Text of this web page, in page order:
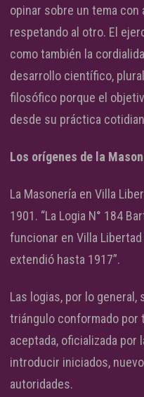
opinar sobre un tema
respetando al otro. El
como también la
desarrollo científico,
filosófico porque el
desde su práctica
Los orígenes de la
La Masonería en Villa
1901. “La Logia N° 184
funcionar en Villa
extendió hasta 1917”.
Las logias, por lo general,
triángulo conformado por
aceptada, oficializada por
introducir iniciados,
autoridades.